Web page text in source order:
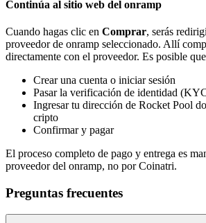
Continúa al sitio web del onramp
Cuando hagas clic en Comprar, serás
proveedor de onramp seleccionado. Allí
directamente con el proveedor. Es posible
Crear una cuenta o iniciar sesión
Pasar la verificación de identidad
Ingresar tu dirección de Rocket Pool
cripto
Confirmar y pagar
El proceso completo de pago y entrega es
proveedor del onramp, no por Coinatri.
Preguntas frecuentes